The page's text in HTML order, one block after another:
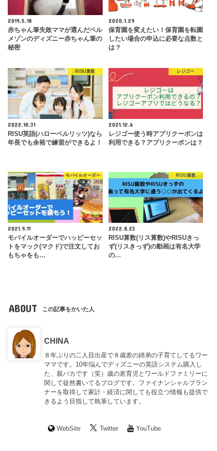
2019.5.18
赤ちゃん筆失敗ママが選んだベル
メゾンのディズニー赤ちゃん筆の
秘密
2020.1.29
保育園を変えたい！保育園を転園
したい場合の申込に必要な点数と
は？
RISU算数
2022.10.31
RISU英語(ハローベルリッツ)なら
年長でも余裕で練習ができるよ！
レジゴー
2021.12.6
レジゴー使う時アプリクーポンは
利用できる？アプリクーポンは？
モバイルオーダー
2021.9.11
モバイルオーダーでハッピーセッ
トをマック(マクド)で注文してお
もちゃをも…
RISU算数
2022.8.23
RISU算数(リス算数)やRISUきっ
ず(リスきっず)の動画は有名大学
の…
ABOUT この記事をかいた人
CHINA
８年ぶりの二人目出産で８歳差の姉弟の子育てしてるワー
ママです。10年悩んでディズニーの英語システム購入し
た、親バカです（笑）歳の差育児とワールドファミリーに
関して徒然書いてるブログです。ファイナンシャルプラン
ナーを取得して家計・経済に関しても役立つ情報も提供で
きるよう目指して執筆しています。
WebSite Twitter YouTube